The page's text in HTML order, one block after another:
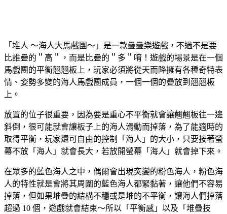
「堆人 ～海人大馬戲團～」是一款疊疊樂遊戲，不過不是要
比誰疊的＂高＂，而是比疊的＂多＂唷！遊戲的場景是在一個
馬戲團的平衡翹翹板上，玩家必須將從天而降擁有各種奇特表
情、姿勢多變的海人馬戲團成員，一個一個的疊放到翹翹板
上。
放置的位子很重要，因為要是重心不平衡就會讓翹翹板往一邊
斜倒，很可能就會讓板子上的海人滑動而掉落，為了能適時的
取得平衡，玩家還可自由的控制「海人」的大小，只要按著螢
幕不放「海人」就會長大，若放開螢幕「海人」就會掉下來。
在眾多的藍色海人之中，偶爾會出現突變的粉色海人，粉色海
人的特性就是會將其周圍的藍色海人都緊黏著，讓他們不容易
掉落，但如果堆疊的結構不穩或是堆的不平衡，讓海人們掉落
超過 10 個，遊戲就會結束～所以「平衡感」以及「堆疊技